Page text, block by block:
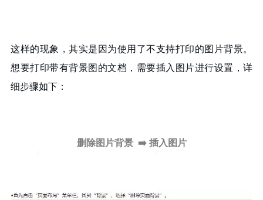
这样的现象，其实是因为使用了不支持打印的图片背景。
想要打印带有背景图的文档，需要插入图片进行设置，详
细步骤如下：
删除图片背景 ➡️ 插入图片